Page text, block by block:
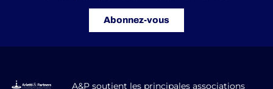
Abonnez-vous
A&P soutient les principales associations